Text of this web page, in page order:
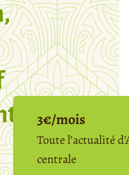
3€/mois
Toute l’actualité
centrale